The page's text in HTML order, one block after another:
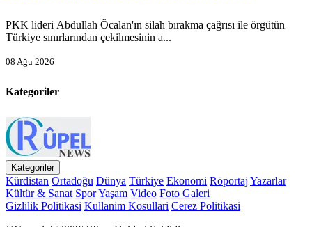
PKK lideri Abdullah Öcalan'ın silah bırakma çağrısı ile örgütün
Türkiye sınırlarından çekilmesinin a...
08 Ağu 2026
Kategoriler
Kategoriler
Kürdistan Ortadoğu Dünya Türkiye Ekonomi Röportaj Yazarlar
Kültür & Sanat SporYaşam Video Foto Galeri
Gizlilik Politikasi Kullanim Kosullari Cerez Politikasi